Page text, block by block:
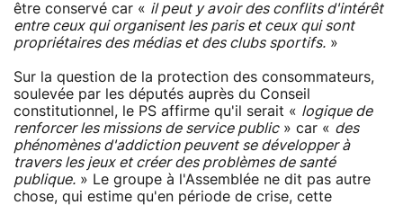
être conservé car « il peut y avoir des conflits d'intérêt
entre ceux qui organisent les paris et ceux qui sont
propriétaires des médias et des clubs sportifs. »
Sur la question de la protection des consommateurs,
soulevée par les députés auprès du Conseil
constitutionnel, le PS affirme qu'il serait « logique de
renforcer les missions de service public» car « des
phénomènes d'addiction peuvent se développer à
travers les jeux et créer des problèmes de santé
publique. » Le groupe à l'Assemblée ne dit pas autre
chose, qui estime qu'en période de crise, cette